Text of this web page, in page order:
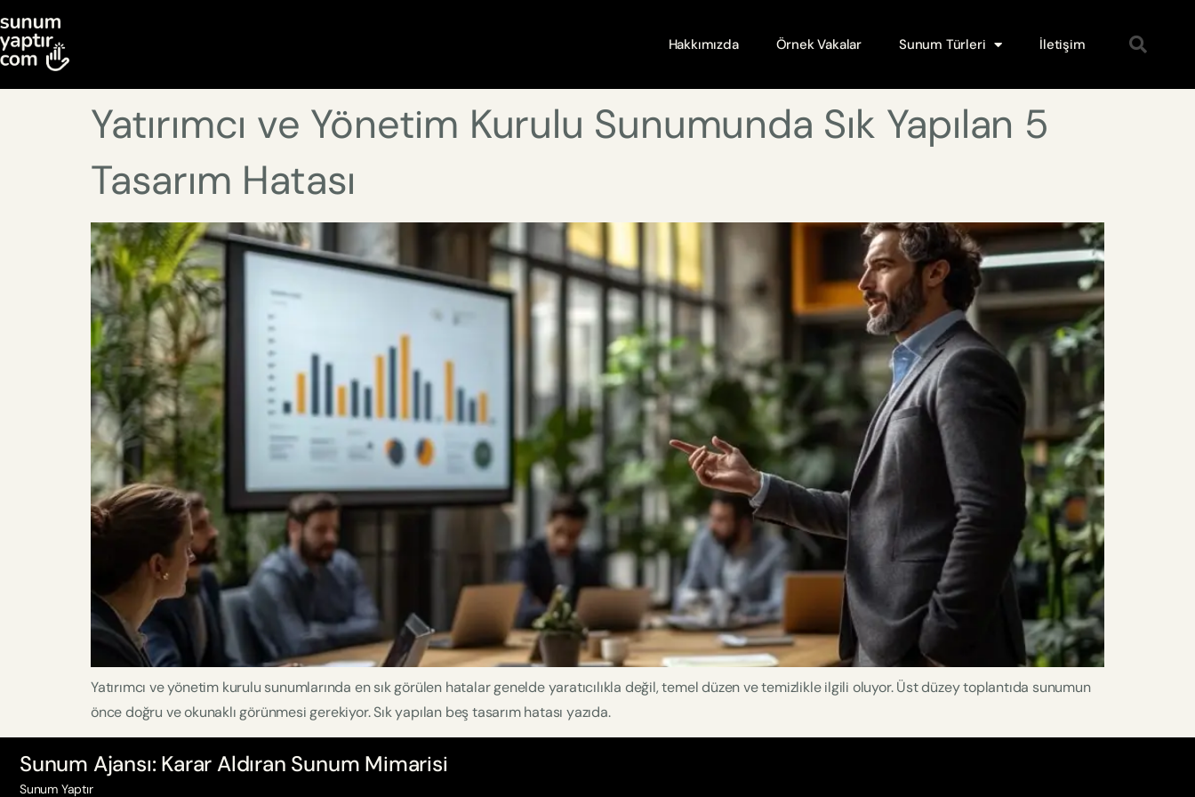
Hakkımızda Örnek Vakalar Sunum Türleri İletişim
Yatırımcı ve Yönetim Kurulu Sunumunda Sık Yapılan 5
Tasarım Hatası
Yatırımcı ve yönetim kurulu sunumlarında en sık görülen hatalar genelde yaratıcılıkla değil, temel düzen ve temizlikle ilgili oluyor. Üst düzey toplantıda sunumun
önce doğru ve okunaklı görünmesi gerekiyor. Sık yapılan beş tasarım hatası yazıda.
Sunum Ajansı: Karar Aldıran Sunum Mimarisi
Sunum Yaptır